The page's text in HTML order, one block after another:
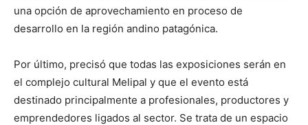
una opción de aprovechamiento en proceso de
desarrollo en la región andino patagónica.
Por último, precisó que todas las exposiciones serán en
el complejo cultural Melipal y que el evento está
destinado principalmente a profesionales, productores y
emprendedores ligados al sector. Se trata de un espacio